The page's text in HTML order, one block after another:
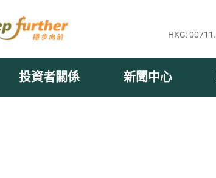
投資者關係 新聞中心